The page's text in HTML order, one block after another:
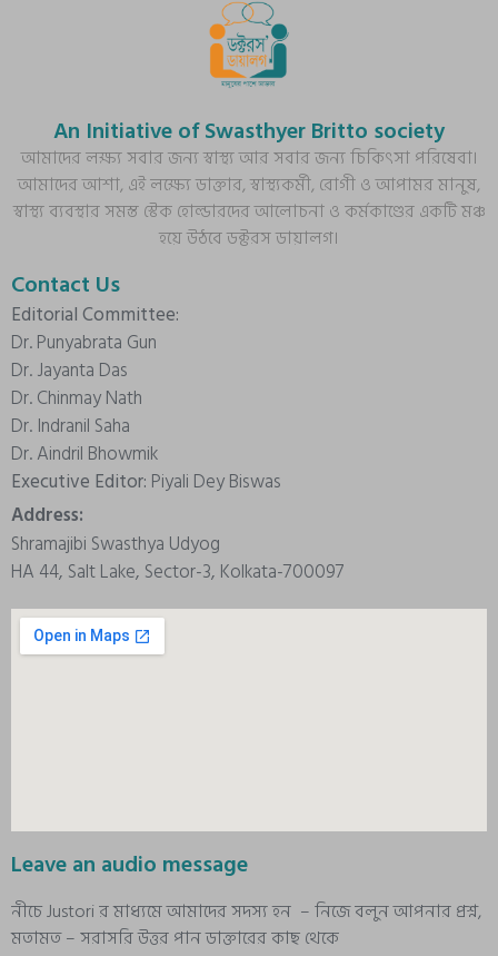
An Initiative of Swasthyer Britto society
আমাদের লক্ষ্য সবার জন্য স্বাস্থ্য আর সবার জন্য চিকিৎসা পরিষেবা।
আমাদের আশা, এই লক্ষ্যে ডাক্তার, স্বাস্থ্যকর্মী, রোগী ও আপামর মানুষ,
স্বাস্থ্য ব্যবস্থার সমস্ত স্টেক হোল্ডারদের আলোচনা ও কর্মকাণ্ডের একটি মঞ্চ
হয়ে উঠবে ডক্টরস ডায়ালগ।
Contact Us
Editorial Committee:
Dr. Punyabrata Gun
Dr. Jayanta Das
Dr. Chinmay Nath
Dr. Indranil Saha
Dr. Aindril Bhowmik
Executive Editor: Piyali Dey Biswas
Address:
Shramajibi Swasthya Udyog
HA 44, Salt Lake, Sector-3, Kolkata-700097
Leave an audio message
নীচে Justori র মাধ্যমে আমাদের সদস্য হন – নিজে বলুন আপনার প্রশ্ন,
মতামত – সরাসরি উত্তর পান ডাক্তারের কাছ থেকে